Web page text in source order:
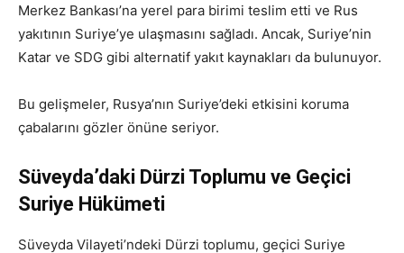
Merkez Bankası’na yerel para birimi teslim etti ve Rus
yakıtının Suriye’ye ulaşmasını sağladı. Ancak, Suriye’nin
Katar ve SDG gibi alternatif yakıt kaynakları da bulunuyor.
Bu gelişmeler, Rusya’nın Suriye’deki etkisini koruma
çabalarını gözler önüne seriyor.
Süveyda’daki Dürzi Toplumu ve Geçici
Suriye Hükümeti
Süveyda Vilayeti’ndeki Dürzi toplumu, geçici Suriye